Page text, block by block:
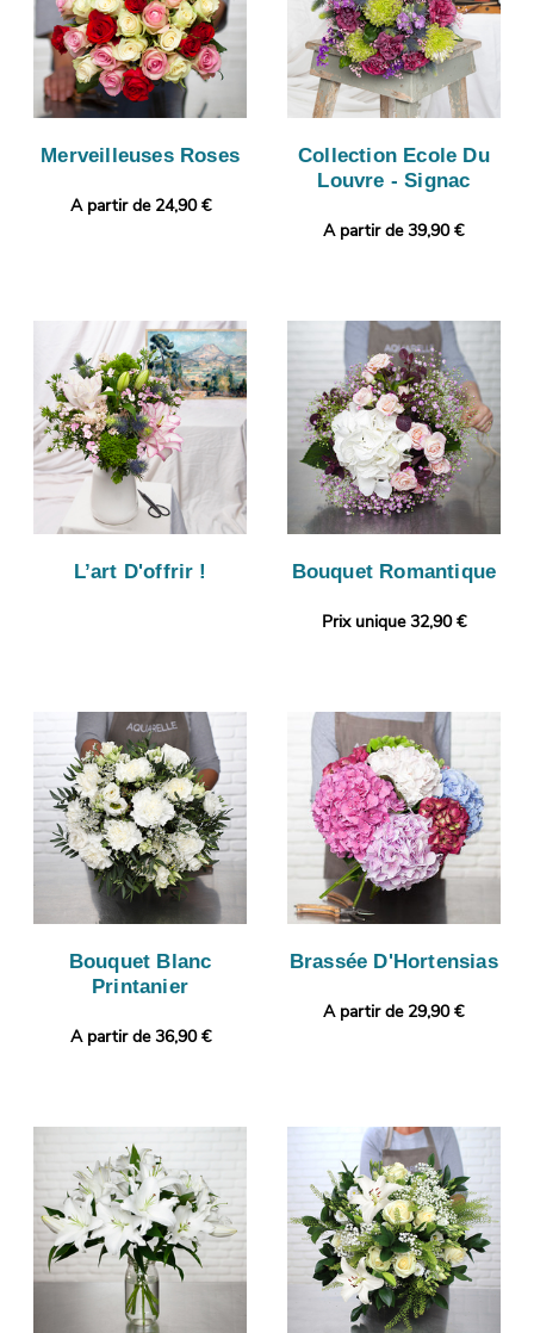
Merveilleuses Roses
A partir de 24,90 €
Collection Ecole Du
Louvre - Signac
A partir de 39,90 €
L’art D'offrir ! Bouquet Romantique
Prix unique 32,90 €
Bouquet Blanc
Printanier
A partir de 36,90 €
Brassée D'Hortensias
A partir de 29,90 €